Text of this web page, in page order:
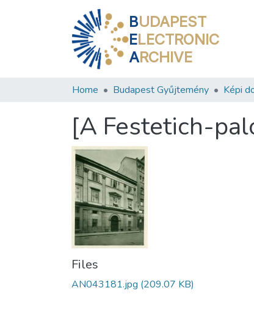
BUDAPEST
ELECTRONIC
ARCHIVE
Home Budapest Gyűjtemény Képi
[A Festetich-
Files
AN043181.jpg (209.07 KB)